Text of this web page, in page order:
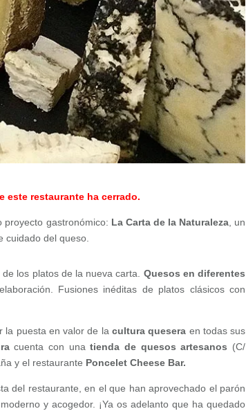
este restaurante ha cerrado.
gastronómico: La Carta de la Naturaleza, un
cuidado del queso.
los platos de la nueva carta. Quesos en diferentes
Fusiones inéditas de platos clásicos con
la puesta en valor de la cultura quesera en todas sus
cuenta con unatienda de quesos artesanos (C/
y el restaurante Poncelet Cheese Bar.
del restaurante, en el que han aprovechado el parón
y acogedor. ¡Ya os adelanto que ha quedado